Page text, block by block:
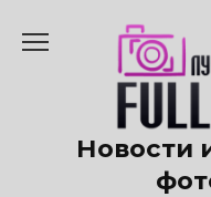
содержанию
Новости